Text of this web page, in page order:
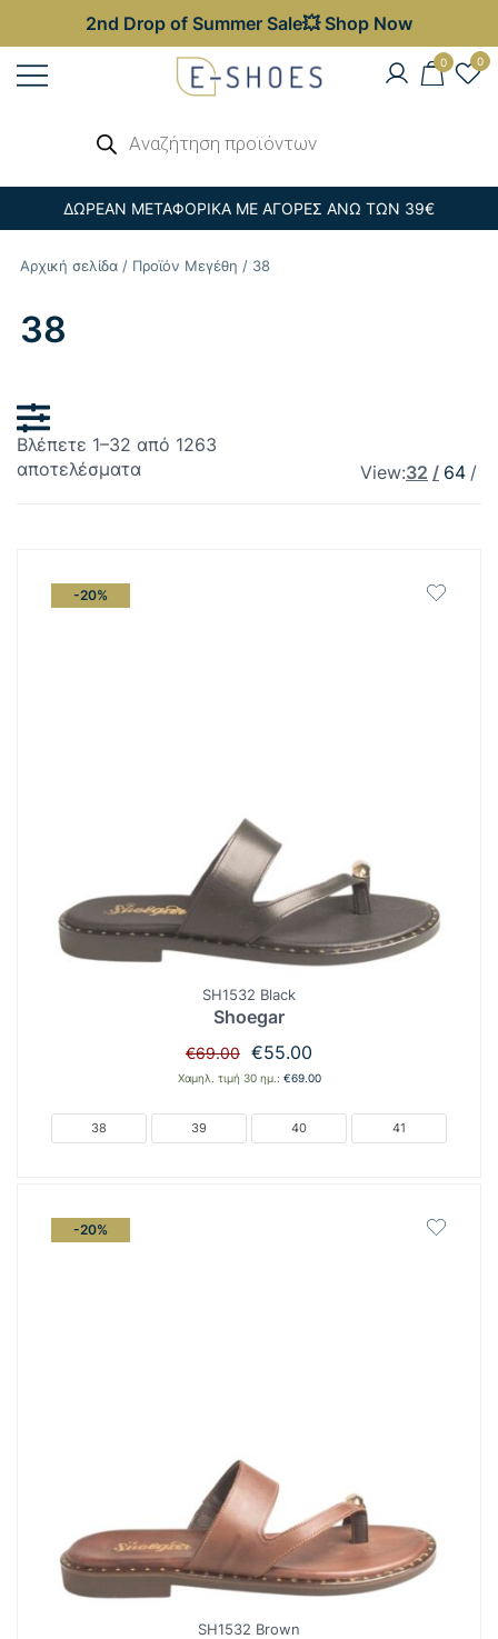
2nd Drop of Summer Sale💥 Shop Now
Παπούτσια – Επώνυμες Τσάντες στις
0 0
προϊόντων
ΔΩΡΕΑΝ ΜΕΤΑΦΟΡΙΚΑ ΜΕ ΑΓΟΡΕΣ ΑΝΩ ΤΩΝ 39€
Αρχική σελίδα / Προϊόν Μεγέθη / 38
38
Βλέπετε 1–32 από 1263
αποτελέσματαSorted
View:32 64
-20%
SH1532 Black
Shoegar
€69.00 Original
price
€69.00.
€55.00
τρέχουσα
€55.00.
Χαμηλ. τιμή 30 ημ.: €69.00
38 39 40 41
-20%
SH1532 Brown